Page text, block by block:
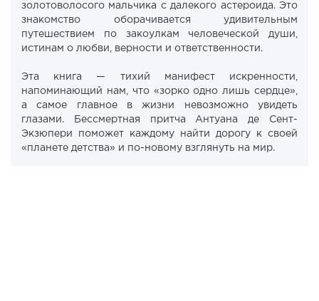
золотоволосого мальчика с далекого астероида. Это
знакомство оборачивается удивительным
путешествием по закоулкам человеческой души,
истинам о любви, верности и ответственности.
Эта книга — тихий манифест искренности,
напоминающий нам, что «зорко одно лишь сердце»,
а самое главное в жизни невозможно увидеть
глазами. Бессмертная притча Антуана де Сент-
Экзюпери поможет каждому найти дорогу к своей
«планете детства» и по-новому взглянуть на мир.